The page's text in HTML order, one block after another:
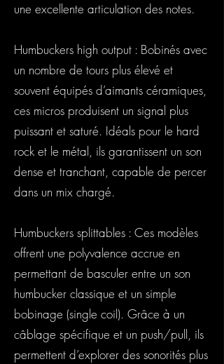
une excellente articulation des notes.
Humbuckers high output : Bobinés avec
un nombre de tours plus élevé et
souvent équipés d’aimants céramiques,
ces micros produisent un signal plus
puissant et saturé. Idéals pour le hard
rock et le métal, ils garantissent un son
dense et tranchant, capable de percer
dans un mix chargé.
Humbuckers splittables : Ces modèles
offrent une polyvalence accrue en
permettant de basculer entre un son
humbucker classique et un simple
bobinage (single coil). Grâce à un
câblage spécifique et un push/pull, ils
permettent d’explorer des sonorités plus